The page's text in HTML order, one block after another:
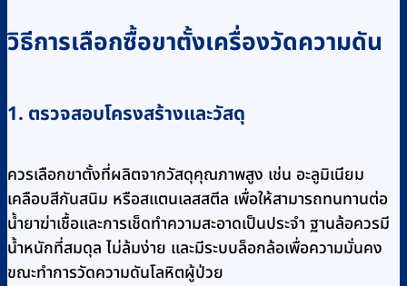
วิธีการเลือกซื้อขาตั้งเครื่องวัดความดัน
1. ตรวจสอบโครงสร้างและวัสดุ
ควรเลือกขาตั้งที่ผลิตจากวัสดุคุณภาพสูง เช่น อะลูมิเนียม
เคลือบสีกันสนิม หรือสแตนเลสสตีล เพื่อให้สามารถทนทานต่อ
น้ำยาฆ่าเชื้อและการเช็ดทำความสะอาดเป็นประจำ ฐานล้อควรมี
น้ำหนักที่สมดุล ไม่ล้มง่าย และมีระบบล็อกล้อเพื่อความมั่นคง
ขณะทำการวัดความดันโลหิตผู้ป่วย